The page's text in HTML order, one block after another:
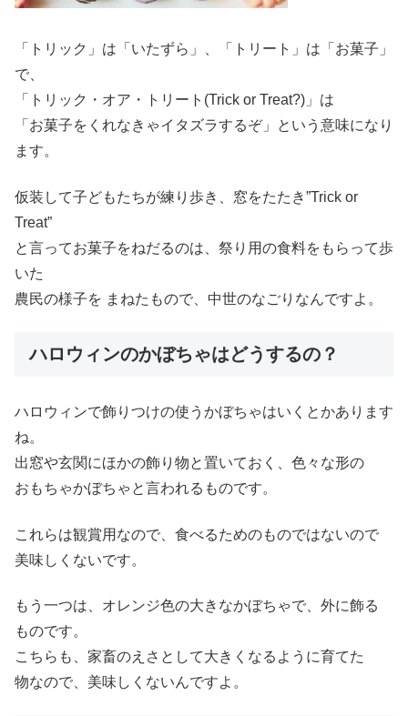
「トリック」は「いたずら」、「トリート」は「お菓子」
で、
「トリック・オア・トリート(Trick or Treat?)」は
「お菓子をくれなきゃイタズラするぞ」という意味になり
ます。
仮装して子どもたちが練り歩き、窓をたたき”Trick or
Treat”
と言ってお菓子をねだるのは、祭り用の食料をもらって歩
いた
農民の様子を まねたもので、中世のなごりなんですよ。
ハロウィンのかぼちゃはどうするの？
ハロウィンで飾りつけの使うかぼちゃはいくとかあります
ね。
出窓や玄関にほかの飾り物と置いておく、色々な形の
おもちゃかぼちゃと言われるものです。
これらは観賞用なので、食べるためのものではないので
美味しくないです。
もう一つは、オレンジ色の大きなかぼちゃで、外に飾る
ものです。
こちらも、家畜のえさとして大きくなるように育てた
物なので、美味しくないんですよ。